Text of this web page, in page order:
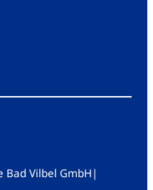
Bad Vilbel GmbH |